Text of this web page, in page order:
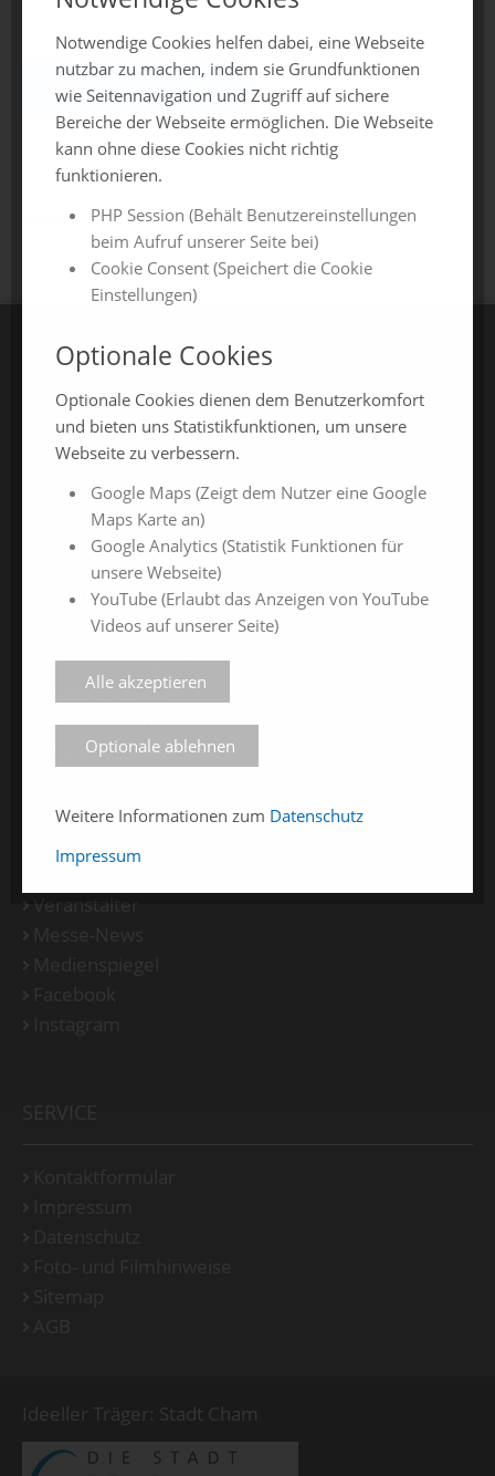
Jetzt anfragen
zurück zur Übersicht
CHAMLAND MESSEN
ChamlandSchau
ChamLandleben
ChamlandBau
ChamlandCareer
ONLINE-JAHRESMESSEN
ChamlandSchau24
ChamlandVital24
ChamlandBau24
ChamlandCareer24
Veranstalter
Ideeller Träger: Stadt Cham
Notwendige Cookies helfen dabei, eine Webseite
nutzbar zu machen, indem sie Grundfunktionen
wie Seitennavigation und Zugriff auf sichere
Bereiche der Webseite ermöglichen. Die Webseite
kann ohne diese Cookies nicht richtig
funktionieren.
PHP Session (Behält Benutzereinstellungen
beim Aufruf unserer Seite bei)
Cookie Consent (Speichert die Cookie
Einstellungen)
Optionale Cookies
Optionale Cookies dienen dem Benutzerkomfort
und bieten uns Statistikfunktionen, um unsere
Webseite zu verbessern.
Google Maps (Zeigt dem Nutzer eine Google
Maps Karte an)
Google Analytics (Statistik Funktionen für
unsere Webseite)
YouTube (Erlaubt das Anzeigen von YouTube
Videos auf unserer Seite)
Alle akzeptieren
Optionale ablehnen
Weitere Informationen zum Datenschutz
Impressum